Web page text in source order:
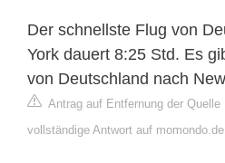
Der schnellste Flug von
York dauert 8:25 Std. Es
von Deutschland nach
Antrag auf Entfernung der Quelle
vollständige Antwort auf